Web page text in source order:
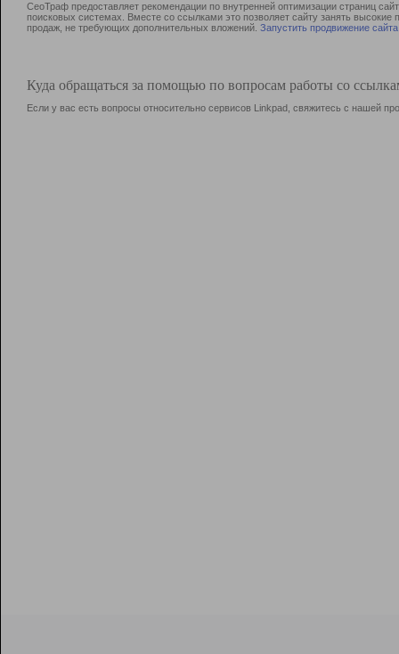
СеоТраф предоставляет рекомендации по внутренней оптимизации страниц
поисковых системах. Вместе со ссылками это позволяет сайту занять
продаж, не требующих дополнительных вложений. Запустить продвижение сайта
Куда обращаться за помощью по вопросам работы со
Если у вас есть вопросы относительно сервисов Linkpad, свяжитесь с нашей